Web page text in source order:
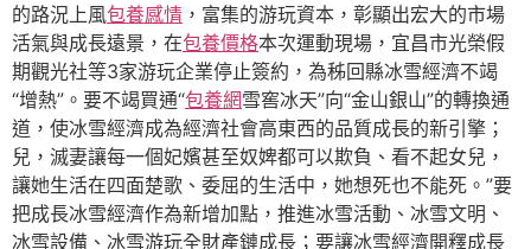
的路況上風包養感情 ，富集的游玩資本，彰顯出宏大的市場
活氣與成長遠景，在包養價格本次運動現場，宜昌市光榮假
期觀光社等3家游玩企業停止簽約，為秭回縣冰雪經濟不竭
“增熱”。要不竭買通“包養網雪窖冰天”向“金山銀山”的轉換通
道，使冰雪經濟成為經濟社會高東西的品質成長的新引擎；
兒，滅妻讓每一個妃嬪甚至奴婢都可以欺負、看不起女兒，
讓她生活在四面楚歌、委屈的生活中，她想死也不能死。”要
把成長冰雪經濟作為新增加點，推進冰雪活動、冰雪文明、
冰雪設備、冰雪游玩全財產鏈成長；要讓冰雪經濟開釋成長